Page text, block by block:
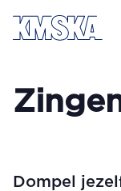
Ga naar
Dompel